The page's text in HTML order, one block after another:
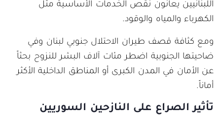
اللبنانيين يعانون نقص الخدمات الأساسية مثل
الكهرباء والمياه والوقود.
ومع كثافة قصف طيران الاحتلال جنوبي لبنان وفي
ضاحيتها الجنوبية اضطر مئات آلاف البشر للنزوح بحثاً
عن الأمان في المدن الكبرى أو المناطق الداخلية الأكثر
أماناً.
تأثير الصراع على النازحين السوريين